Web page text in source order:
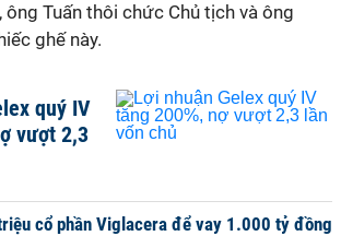
Tuấn thôi chức Chủ tịch và ông
ghế này.
quý IV
vượt 2,3
cổ phần Viglacera để vay 1.000 tỷ đồng